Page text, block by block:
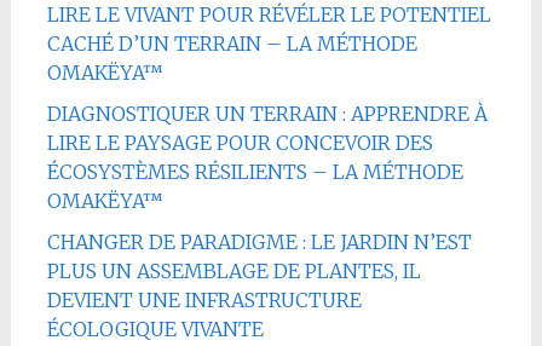
LIRE LE VIVANT POUR RÉVÉLER LE POTENTIEL
CACHÉ D’UN TERRAIN – LA MÉTHODE
OMAKËYA™
DIAGNOSTIQUER UN TERRAIN : APPRENDRE À
LIRE LE PAYSAGE POUR CONCEVOIR DES
ÉCOSYSTÈMES RÉSILIENTS – LA MÉTHODE
OMAKËYA™
CHANGER DE PARADIGME : LE JARDIN N’EST
PLUS UN ASSEMBLAGE DE PLANTES, IL
DEVIENT UNE INFRASTRUCTURE
ÉCOLOGIQUE VIVANTE